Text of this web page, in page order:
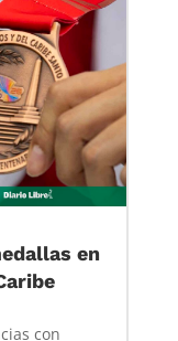
en
con